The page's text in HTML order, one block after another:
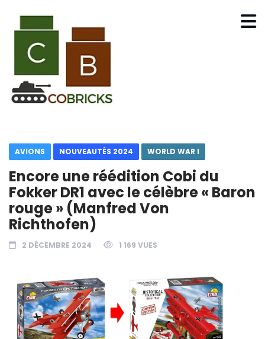
AVIONS NOUVEAUTÉS 2024 WORLD WAR I
Encore une réédition Cobi du
Fokker DR1 avec le célèbre « Baron
rouge » (Manfred Von
Richthofen)
2 DÉCEMBRE 2024 1 169 VUES